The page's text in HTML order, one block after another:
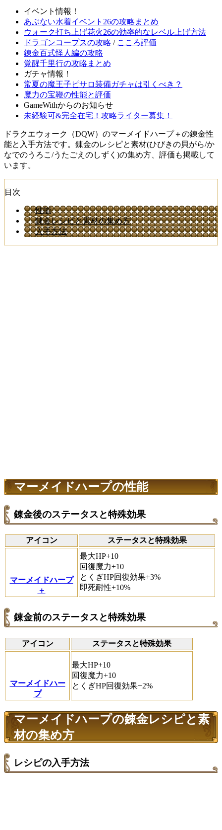
イベント情報！
あぶない水着イベント26の攻略まとめ
ウォーク打ち上げ花火26の効率的なレベル上げ方法
ドラゴンコープスの攻略 / こころ評価
錬金百式怪人編の攻略
覚醒千里行の攻略まとめ
ガチャ情報！
常夏の魔王子ピサロ装備ガチャは引くべき？
魔力の宝鞭の性能と評価
GameWithからのお知らせ
未経験可&完全在宅！攻略ライター募集！
ドラクエウォーク（DQW）のマーメイドハープ＋の錬金性
能と入手方法です。錬金のレシピと素材(ひびきの貝がら/か
なでのうろこ/うたごえのしずく)の集め方、評価も掲載して
います。
目次
性能
錬金レシピと素材の集め方
入手方法
マーメイドハープの性能
錬金後のステータスと特殊効果
アイコン ステータスと特殊効果
マーメイドハープ
＋
最大HP+10
回復魔力+10
とくぎHP回復効果+3%
即死耐性+10%
錬金前のステータスと特殊効果
アイコン ステータスと特殊効果
マーメイドハー
プ
最大HP+10
回復魔力+10
とくぎHP回復効果+2%
マーメイドハープの錬金レシピと素
材の集め方
レシピの入手方法